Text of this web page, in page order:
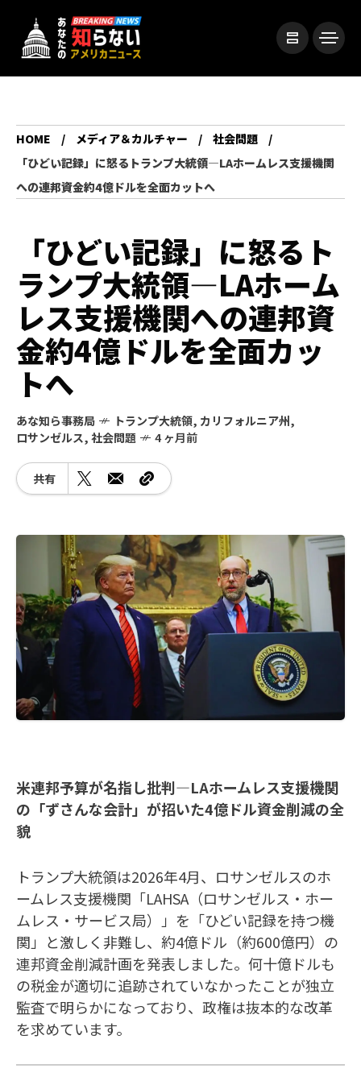
HOME メディア＆カルチャー
社会問題
「ひどい記録」に怒るトランプ大統領―LAホームレス支援機関
への連邦資金約4億ドルを全面カットへ
「ひどい記録」に怒るト
ランプ大統領―LAホーム
レス支援機関への連邦資
金約4億ドルを全面カッ
トへ
あな知ら事務局 トランプ大統領, カリフォルニア州,
ロサンゼルス, 社会問題 4 ヶ月前
共有
米連邦予算が名指し批判―LAホームレス支援機関
の「ずさんな会計」が招いた4億ドル資金削減の全
貌
トランプ大統領は2026年4月、ロサンゼルスのホ
ームレス支援機関「LAHSA（ロサンゼルス・ホー
ムレス・サービス局）」を「ひどい記録を持つ機
関」と激しく非難し、約4億ドル（約600億円）の
連邦資金削減計画を発表しました。何十億ドルも
の税金が適切に追跡されていなかったことが独立
監査で明らかになっており、政権は抜本的な改革
を求めています。